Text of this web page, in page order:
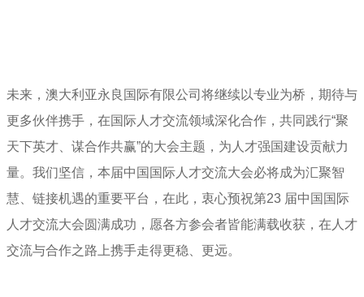
未来，澳大利亚永良国际有限公司将继续以专业为桥，期待与
更多伙伴携手，在国际人才交流领域深化合作，共同践行“聚
天下英才、谋合作共赢”的大会主题，为人才强国建设贡献力
量。我们坚信，本届中国国际人才交流大会必将成为汇聚智
慧、链接机遇的重要平台，在此，衷心预祝第23 届中国国际
人才交流大会圆满成功，愿各方参会者皆能满载收获，在人才
交流与合作之路上携手走得更稳、更远。